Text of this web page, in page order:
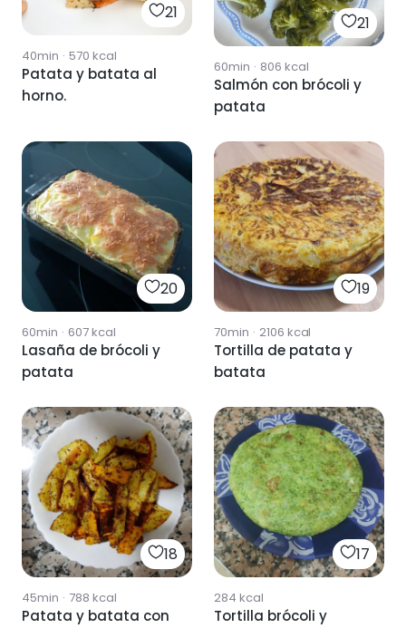
21
40min · 570 kcal
Patata y batata al
horno.
21
60min · 806 kcal
Salmón con brócoli y
patata
20
60min · 607kcal
Lasaña de brócoli y
patata
19
70min · 2106 kcal
Tortilla de patata y
batata
18
45min · 788 kcal
Patata y batata con
17
284 kcal
Tortilla brócoli y